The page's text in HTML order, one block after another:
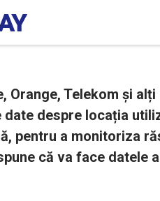
Orange, Telekom și
date despre locația
pentru a monitoriza
că va face datele